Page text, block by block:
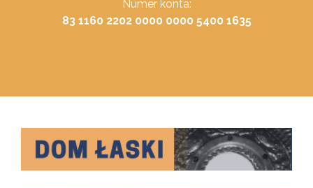
Numer konta:
83 1160 2202 0000 0000 5400 1635